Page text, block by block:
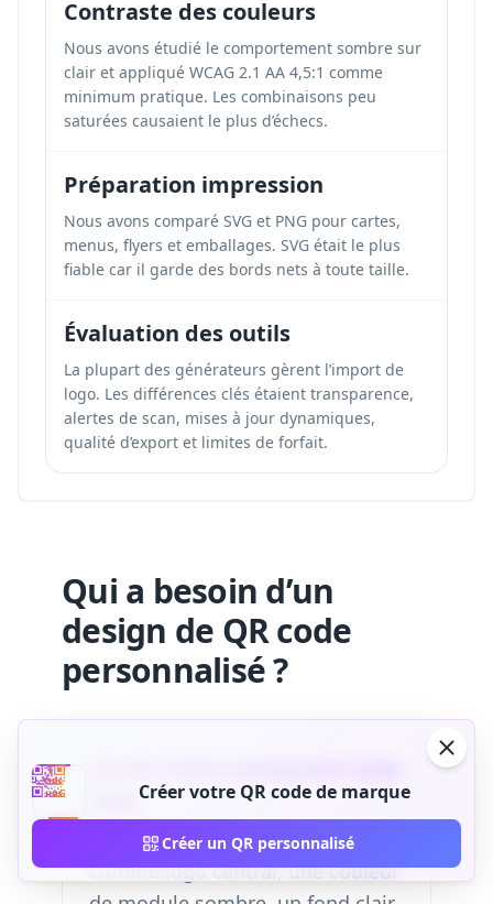
Contraste des couleurs
Nous avons étudié le comportement sombre sur
clair et appliqué WCAG 2.1 AA 4,5:1 comme
minimum pratique. Les combinaisons peu
saturées causaient le plus d’échecs.
Préparation impression
Nous avons comparé SVG et PNG pour cartes,
menus, flyers et emballages. SVG était le plus
fiable car il garde des bords nets à toute taille.
Évaluation des outils
La plupart des générateurs gèrent l’import de
logo. Les différences clés étaient transparence,
alertes de scan, mises à jour dynamiques,
qualité d’export et limites de forfait.
Qui a besoin d’un
design de QR code
personnalisé ?
Utilisez l’icône du restaurant
comme logo central, une couleur
Créer votre QR code de marque
Créer un QR personnalisé